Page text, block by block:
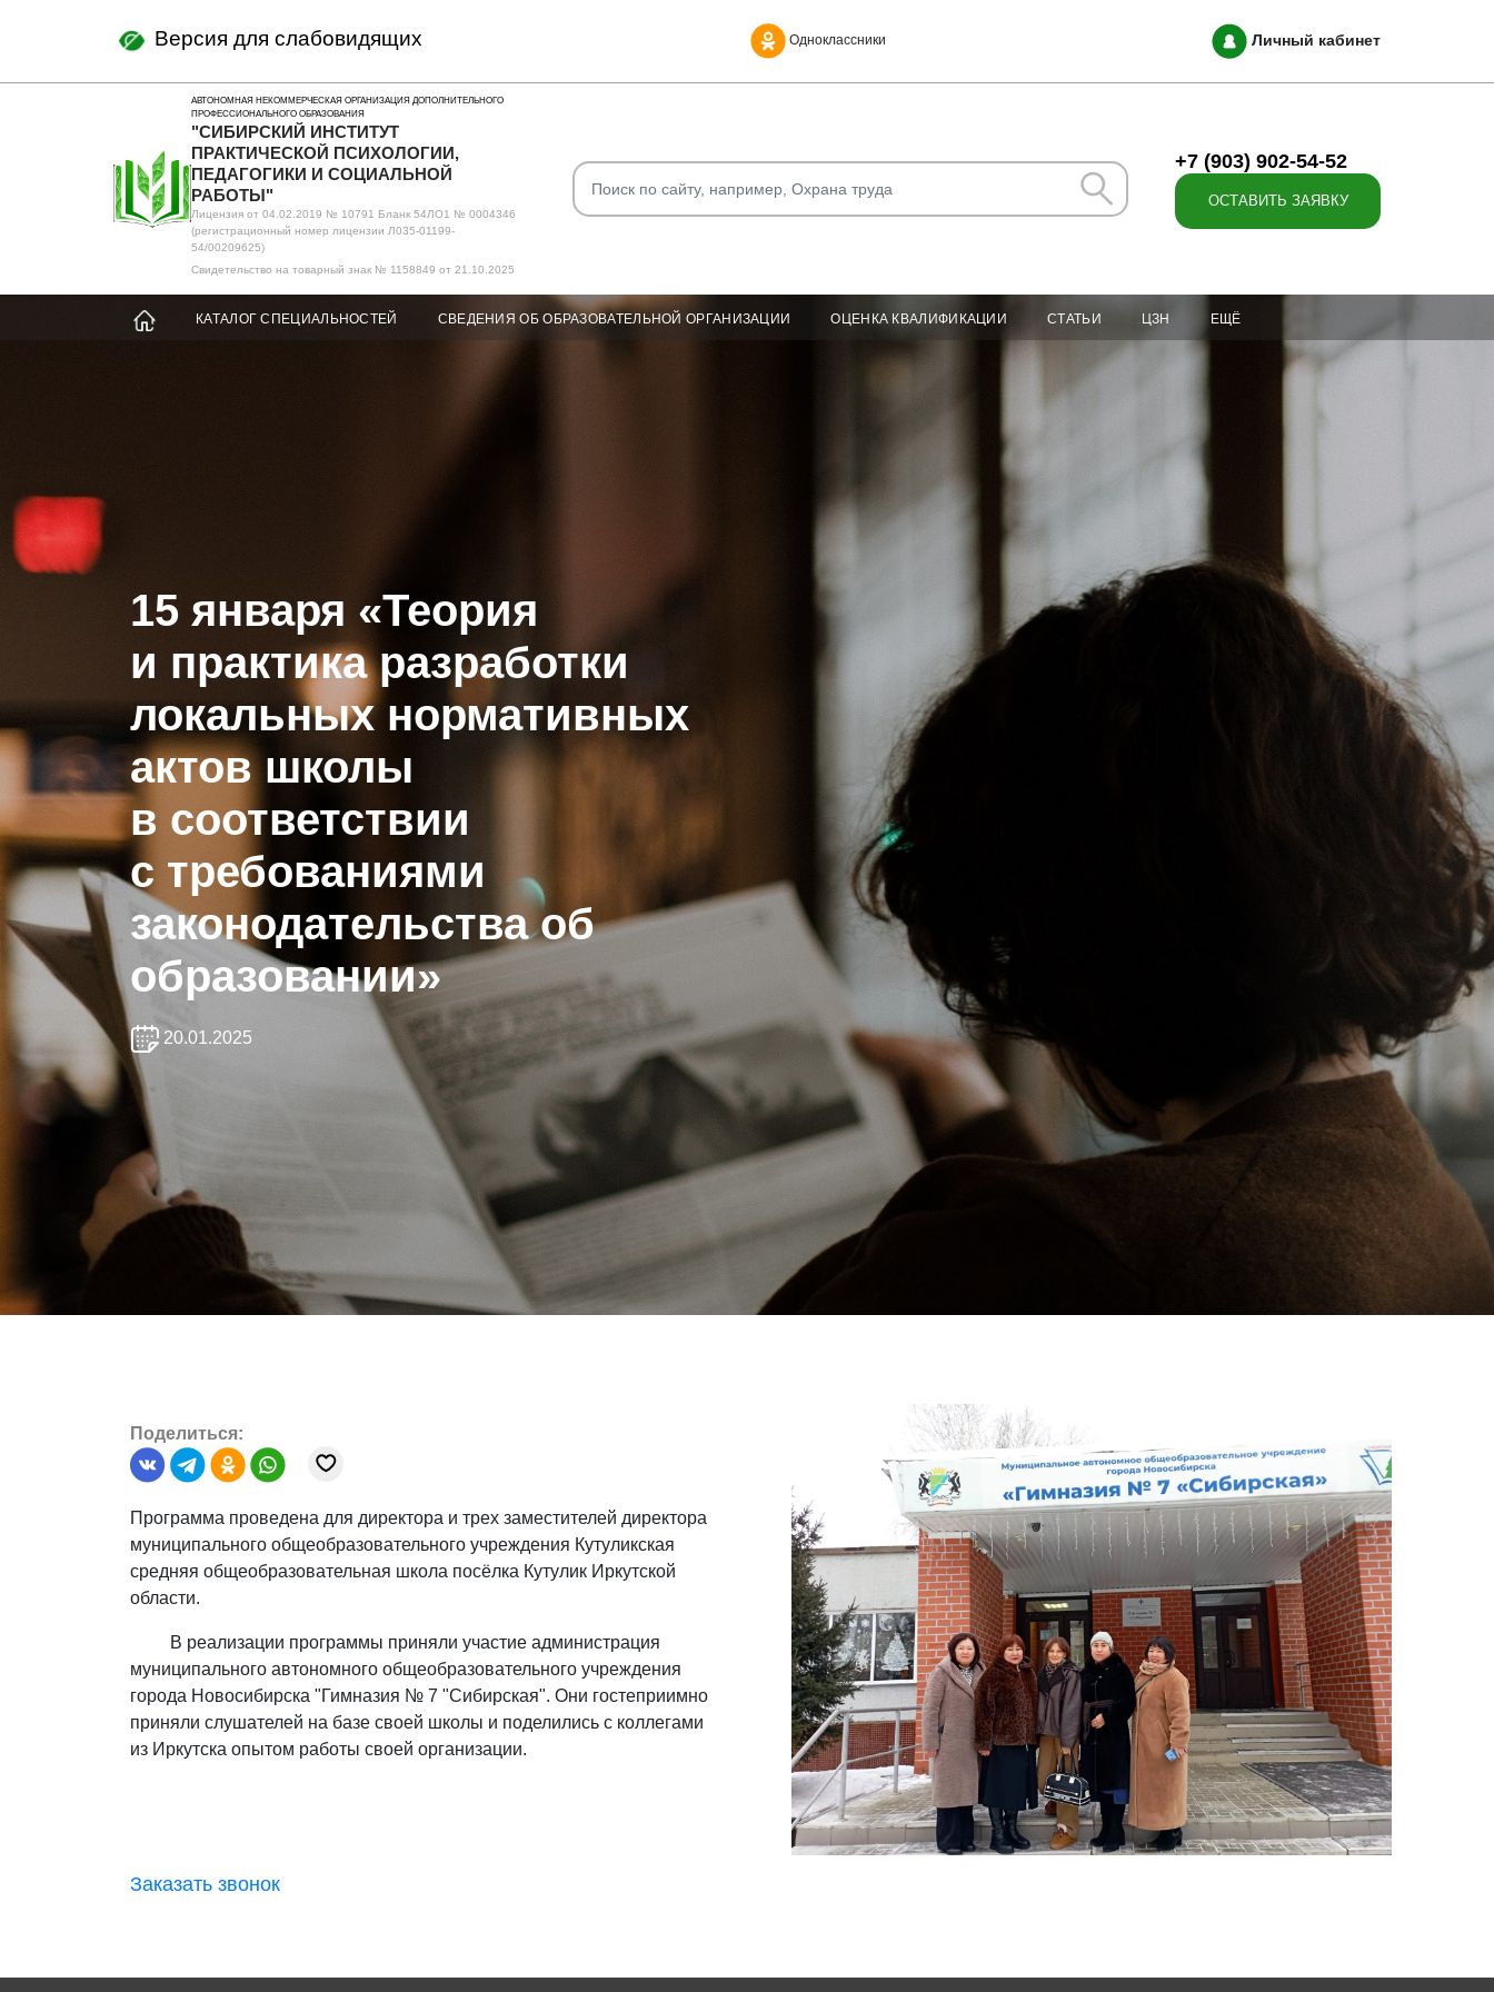
Версия для слабовидящих Одноклассники Личный кабинет
АВТОНОМНАЯ НЕКОММЕРЧЕСКАЯ ОРГАНИЗАЦИЯ ДОПОЛНИТЕЛЬНОГО
ПРОФЕССИОНАЛЬНОГО ОБРАЗОВАНИЯ
"СИБИРСКИЙ ИНСТИТУТ
ПРАКТИЧЕСКОЙ ПСИХОЛОГИИ,
ПЕДАГОГИКИ И СОЦИАЛЬНОЙ
РАБОТЫ"
Лицензия от 04.02.2019 № 10791 Бланк 54ЛО1 № 0004346
(регистрационный номер лицензии Л035-01199-
54/00209625)
Свидетельство на товарный знак № 1158849 от 21.10.2025
+7 (903) 902-54-52
ОСТАВИТЬ ЗАЯВКУ
КАТАЛОГ СПЕЦИАЛЬНОСТЕЙ СВЕДЕНИЯ ОБ ОБРАЗОВАТЕЛЬНОЙ ОРГАНИЗАЦИИ ОЦЕНКА КВАЛИФИКАЦИИ СТАТЬИ ЦЗН ЕЩЁ
15 января «Теория
и практика разработки
локальных нормативных
актов школы
в соответствии
с требованиями
законодательства об
образовании»
20.01.2025
Поделиться:
Программа проведена для директора и трех заместителей директора
муниципального общеобразовательного учреждения Кутуликская
средняя общеобразовательная школа посёлка Кутулик Иркутской
области.
В реализации программы приняли участие администрация
муниципального автономного общеобразовательного учреждения
города Новосибирска "Гимназия № 7 "Сибирская". Они гостеприимно
приняли слушателей на базе своей школы и поделились с коллегами
из Иркутска опытом работы своей организации.
Заказать звонок